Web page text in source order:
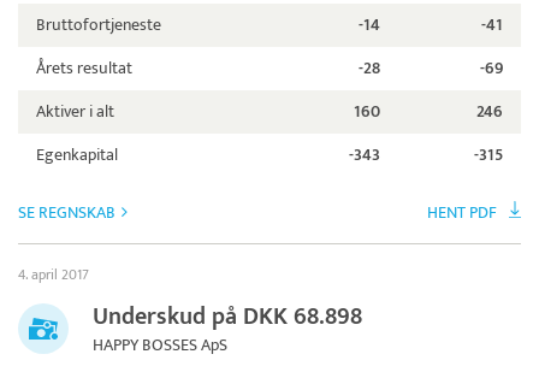
Bruttofortjeneste -14
-41
Årets resultat
-28
-69
Aktiver i alt
160
246
Egenkapital
-343 -315
SE REGNSKAB HENT PDF
4. april 2017
Underskud på DKK 68.898
HAPPY BOSSES ApS